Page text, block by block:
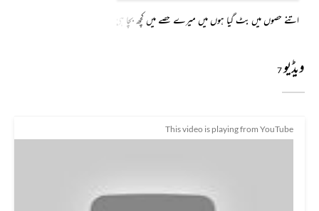
اتنے حصوں میں بٹ گیا ہوں میں میرے حصے میں کچھ بچا ہی نہیں
ویڈیو7
This video is playing from YouTube